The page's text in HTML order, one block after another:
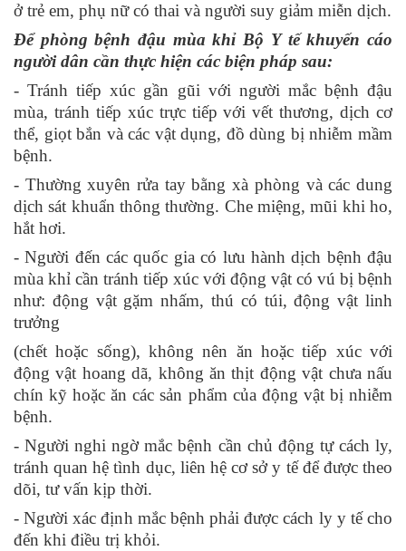
ở trẻ em, phụ nữ có thai và người suy giảm miễn dịch.
Để phòng bệnh đậu mùa khỉ Bộ Y tế khuyến cáo
người dân cần thực hiện các biện pháp sau:
- Tránh tiếp xúc gần gũi với người mắc bệnh đậu
mùa, tránh tiếp xúc trực tiếp với vết thương, dịch cơ
thể, giọt bắn và các vật dụng, đồ dùng bị nhiễm mầm
bệnh.
- Thường xuyên rửa tay bằng xà phòng và các dung
dịch sát khuẩn thông thường. Che miệng, mũi khi ho,
hắt hơi.
- Người đến các quốc gia có lưu hành dịch bệnh đậu
mùa khỉ cần tránh tiếp xúc với động vật có vú bị bệnh
như: động vật gặm nhấm, thú có túi, động vật linh
trưởng
(chết hoặc sống), không nên ăn hoặc tiếp xúc với
động vật hoang dã, không ăn thịt động vật chưa nấu
chín kỹ hoặc ăn các sản phẩm của động vật bị nhiễm
bệnh.
- Người nghi ngờ mắc bệnh cần chủ động tự cách ly,
tránh quan hệ tình dục, liên hệ cơ sở y tế để được theo
dõi, tư vấn kịp thời.
- Người xác định mắc bệnh phải được cách ly y tế cho
đến khi điều trị khỏi.